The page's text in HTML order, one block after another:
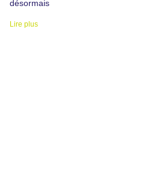
désormais
Lire plus